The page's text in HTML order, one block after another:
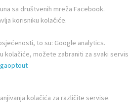
sa društvenih mreža Facebook.
korisniku kolačiće.
to su: Google analytics.
možete zabraniti za svaki servis
kolačića za različite servise.